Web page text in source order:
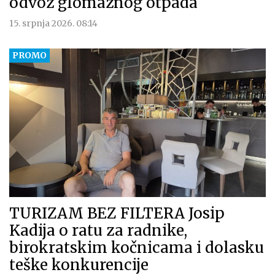
15. srpnja 2026. 08:14
TURIZAM BEZ FILTERA Josip
Kadija o ratu za radnike,
birokratskim kočnicama i dolasku
teške konkurencije